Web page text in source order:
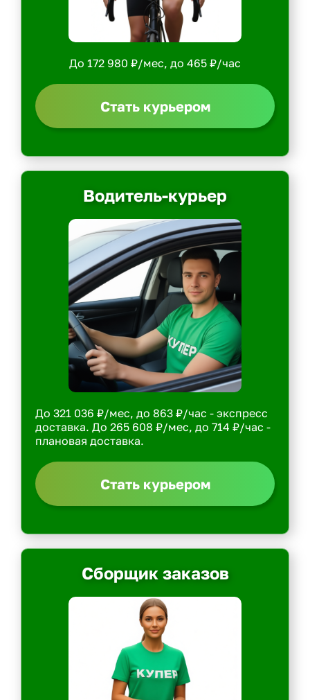
До 172 980 ₽/мес, до 465 ₽/час
Стать курьером
Водитель-курьер
До 321 036 ₽/мес, до 863 ₽/час - экспресс
доставка. До 265 608 ₽/мес, до 714 ₽/час -
плановая доставка.
Стать курьером
Сборщик заказов